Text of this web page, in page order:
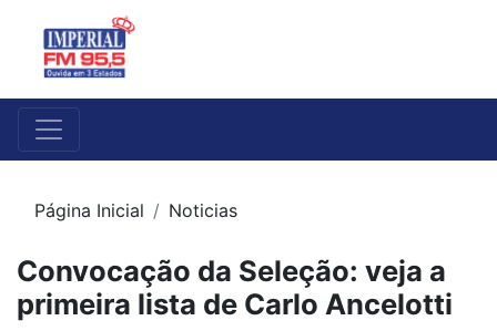
Página Inicial Noticias
Convocação da Seleção: veja a
primeira lista de Carlo Ancelotti